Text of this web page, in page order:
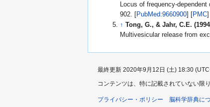
Locus of frequency-
902. [PubMed:9660900] [PMC
↑ Tong, G., & Jahr, C.E.
Multivesicular release from
最終更新 2020年9月12日 (土) 18:30
コンテンツは、特に記載されていない限り
プライバシー・ポリシー 脳科学辞典に